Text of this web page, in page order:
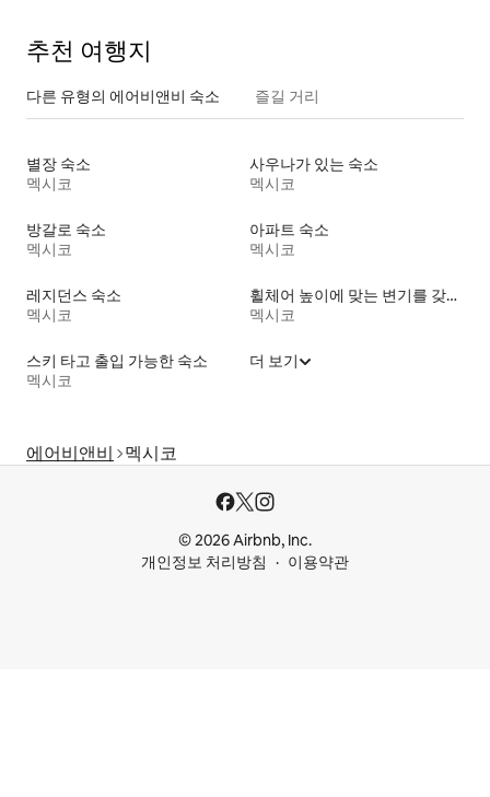
추천 여행지
다른 유형의 에어비앤비 숙소 즐길 거리
별장 숙소
멕시코
사우나가 있는 숙소
멕시코
방갈로 숙소
멕시코
아파트 숙소
멕시코
레지던스 숙소
멕시코
휠체어 높이에 맞는 변기를 갖춘 숙소
멕시코
스키 타고 출입 가능한 숙소
멕시코
더 보기
에어비앤비 멕시코
© 2026 Airbnb, Inc.
개인정보 처리방침
이용약관